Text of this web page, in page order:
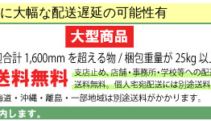
大幅な配送遅延の可能性有